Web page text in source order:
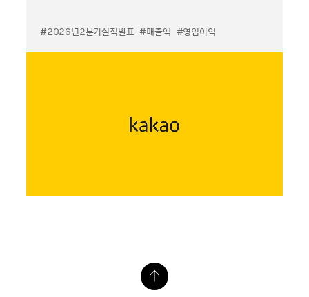
#2026년2분기실적발표 #매출액 #영업이익